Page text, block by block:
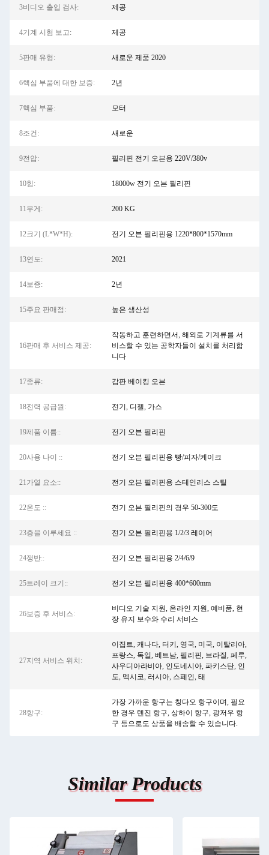
3비디오 출입 검사: 제공
4기계 시험 보고: 제공
5판매 유형: 새로운 제품 2020
6핵심 부품에 대한 보증: 2년
7핵심 부품: 모터
8조건: 새로운
9전압: 필리핀 전기 오븐용 220V/380v
10힘: 18000w 전기 오븐 필리핀
11무게: 200 KG
12크기 (L*W*H): 전기 오븐 필리핀용 1220*800*1570mm
13연도: 2021
14보증: 2년
15주요 판매점: 높은 생산성
16판매 후 서비스 제공:
작동하고 훈련하면서, 해외로 기계류를 서
비스할 수 있는 공학자들이 설치를 처리합
니다
17종류: 갑판 베이킹 오븐
18전력 공급원: 전기, 디젤, 가스
19제품 이름:: 전기 오븐 필리핀
20사용 나이 :: 전기 오븐 필리핀용 빵/피자/케이크
21가열 요소:: 전기 오븐 필리핀용 스테인리스 스틸
22온도 :: 전기 오븐 필리핀의 경우 50-300도
23층을 이루세요 :: 전기 오븐 필리핀용 1/2/3 레이어
24쟁반:: 전기 오븐 필리핀용 2/4/6/9
25트레이 크기:: 전기 오븐 필리핀용 400*600mm
26보증 후 서비스:
비디오 기술 지원, 온라인 지원, 예비품, 현
장 유지 보수와 수리 서비스
27지역 서비스 위치:
이집트, 캐나다, 터키, 영국, 미국, 이탈리아,
프랑스, ​​독일, 베트남, 필리핀, 브라질, 페루,
사우디아라비아, 인도네시아, 파키스탄, 인
도, 멕시코, 러시아, 스페인, 태
28항구:
가장 가까운 항구는 칭다오 항구이며, 필요
한 경우 톈진 항구, 상하이 항구, 광저우 항
구 등으로도 상품을 배송할 수 있습니다.
Similar Products